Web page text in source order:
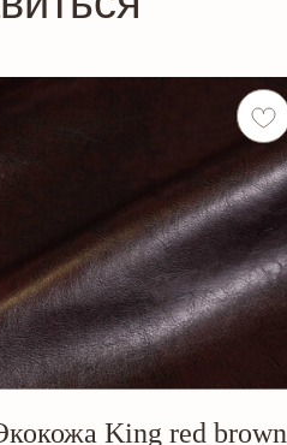
King red brown